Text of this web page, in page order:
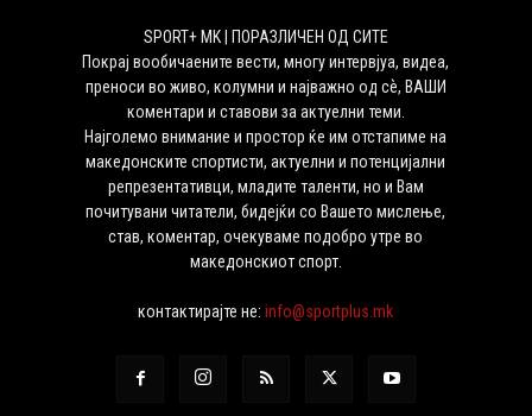
SPORT+ MK | ПОРАЗЛИЧЕН ОД СИТЕ
Покрај вообичаените вести, многу интервјуа, видеа,
преноси во живо, колумни и најважно од сѐ, ВАШИ
коментари и ставови за актуелни теми.
Најголемо внимание и простор ќе им отстапиме на
македонските спортисти, актуелни и потенцијални
репрезентативци, младите таленти, но и Вам
почитувани читатели, бидејќи со Вашето мислење,
став, коментар, очекуваме подобро утре во
македонскиот спорт.
контактирајте не:info@sportplus.mk